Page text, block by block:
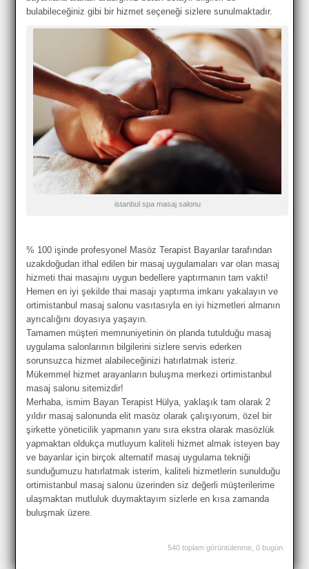
bulabileceğiniz gibi bir hizmet seçeneği sizlere sunulmaktadır.
istanbul spa masaj salonu
% 100 işinde profesyonel Masöz Terapist Bayanlar tarafından
uzakdoğudan ithal edilen bir masaj uygulamaları var olan masaj
hizmeti thai masajını uygun bedellere yaptırmanın tam vakti!
Hemen en iyi şekilde thai masajı yaptırma imkanı yakalayın ve
ortimistanbul masaj salonu vasıtasıyla en iyi hizmetleri almanın
ayrıcalığını doyasıya yaşayın.
Tamamen müşteri memnuniyetinin ön planda tutulduğu masaj
uygulama salonlarının bilgilerini sizlere servis ederken
sorunsuzca hizmet alabileceğinizi hatırlatmak isteriz.
Mükemmel hizmet arayanların buluşma merkezi ortimistanbul
masaj salonu sitemizdir!
Merhaba, ismim Bayan Terapist Hülya, yaklaşık tam olarak 2
yıldır masaj salonunda elit masöz olarak çalışıyorum, özel bir
şirkette yöneticilik yapmanın yanı sıra ekstra olarak masözlük
yapmaktan oldukça mutluyum kaliteli hizmet almak isteyen bay
ve bayanlar için birçok alternatif masaj uygulama tekniği
sunduğumuzu hatırlatmak isterim, kaliteli hizmetlerin sunulduğu
ortimistanbul masaj salonu üzerinden siz değerli müşterilerime
ulaşmaktan mutluluk duymaktayım sizlerle en kısa zamanda
buluşmak üzere.
540 toplam görüntülenme, 0 bugün